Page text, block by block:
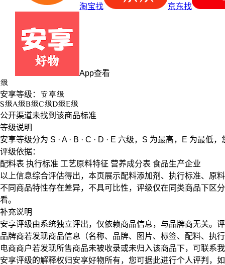
淘宝找 京东找
App查看
级
安享等级： 安享级
S级A级B级C级D级E级
公开渠道未找到该商品标准
等级说明
安享等级分为 S · A · B · C · D · E 六级， S 为最高， E 为最低，
评级依据：
配料表 执行标准 工艺原料特征 营养成分表 食品生产企业
以上信息综合评估得出，本页展示配料添加剂 、 执行标准、 原
不同商品特性存在差异，不具可比性，评级仅在 同类商品下区
看。
补充说明
安享评级由系统独立评出，仅依赖商品信息， 与品牌商无关。
品牌商若发现商品信息（名称、品牌、图片、标签、配料、执
电商商户若发现所售商品未被收录或未归入该商品下，可联系
安享评级的解释权归安享好物所有，您可据此进行个人评判，